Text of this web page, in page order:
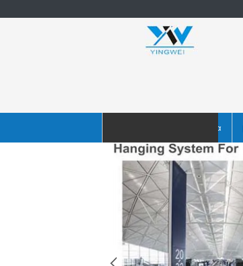
Προϊόντα
Ζητήστε ένα απόσπασμα